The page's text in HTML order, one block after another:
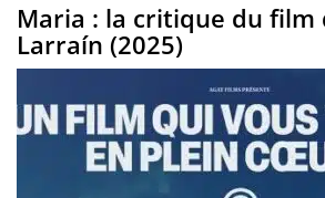
Maria : la critique du film
Larraín (2025)